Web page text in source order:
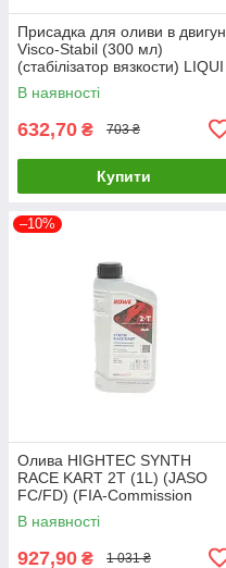
Присадка для оливи в двигун
Visco-Stabil (300 мл)
(cтабілізатор вязкости) LIQUI
MOLY 1017 UA61
В наявності
632,70 ₴ 703 ₴
Купити
–10%
Олива HIGHTEC SYNTH
RACE KART 2T (1L) (JASO
FC/FD) (FIA-Commission
Internationale de Karti 20107-
0010-99 UA61
В наявності
927,90 ₴ 1 031 ₴